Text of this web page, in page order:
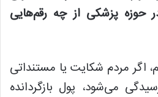
حوزه پزشکی از چه رقم‌هایی
اگر مردم شکایت یا مستنداتی
می‌شود، پول بازگردانده